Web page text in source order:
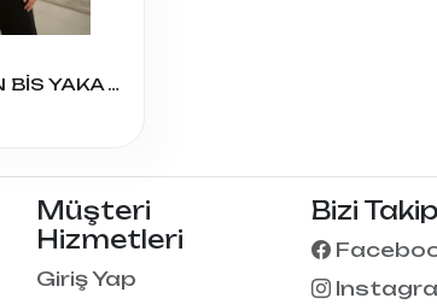
YILDIRIM KADIN BİS YAKA VİSKON U.KOL BLUZ BATTAL
Müşteri
Hizmetleri
Giriş Yap
Bizi